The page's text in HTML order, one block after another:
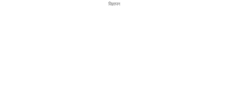
विज्ञापन